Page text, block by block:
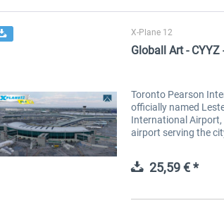
X-Plane 12
Globall Art -
Toronto Pearson
officially named
International Airport,
airport serving the
Golden Horseshoe,
25,59 € *